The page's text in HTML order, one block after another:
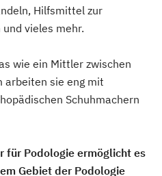
Hilfsmittel zur
vieles mehr.
wie ein Mittler zwischen
arbeiten sie eng mit
Schuhmachern
für Podologie ermöglicht es
Gebiet der Podologie